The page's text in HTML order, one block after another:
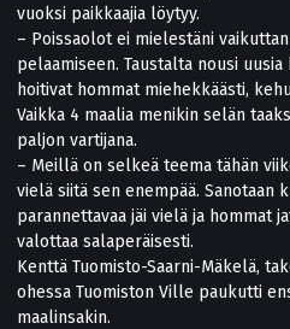
vuoksi paikkaajia löytyy.
– Poissaolot ei mielestäni
pelaamiseen. Taustalta nousi
hoitivat hommat miehekkäästi,
Vaikka 4 maalia menikin selän
paljon vartijana.
– Meillä on selkeä teema tähän
vielä siitä sen enempää. Sanotaan
parannettavaa jäi vielä ja hommat
valottaa salaperäisesti.
Kenttä Tuomisto-Saarni-Mäkelä,
ohessa Tuomiston Ville paukutti
maalinsakin.